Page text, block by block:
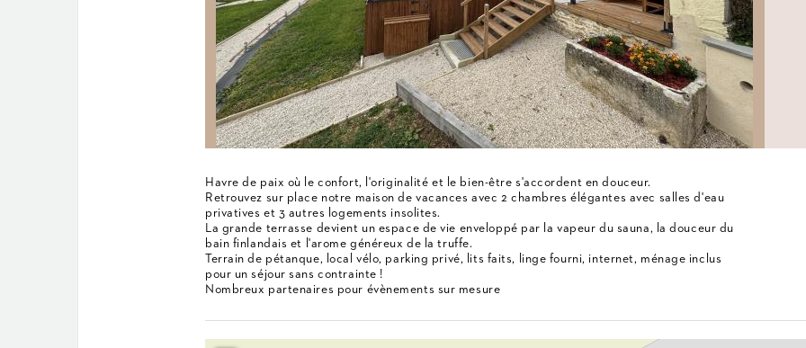
Havre de paix où le confort, l'originalité et le bien-être s'accordent en douceur.
Retrouvez sur place notre maison de vacances avec 2 chambres élégantes avec salles d'eau
privatives et 3 autres logements insolites.
La grande terrasse devient un espace de vie enveloppé par la vapeur du sauna, la douceur du
bain finlandais et l'arome généreux de la truffe.
Terrain de pétanque, local vélo, parking privé, lits faits, linge fourni, internet, ménage inclus
pour un séjour sans contrainte !
Nombreux partenaires pour évènements sur mesure